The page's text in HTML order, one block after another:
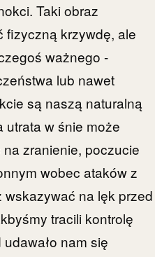
Taki obraz
fizyczną krzywdę, ale
ważnego -
lub nawet
są naszą naturalną
utrata w śnie może
zranienie, poczucie
wobec ataków z
na lęk przed
tracili kontrolę
nam się